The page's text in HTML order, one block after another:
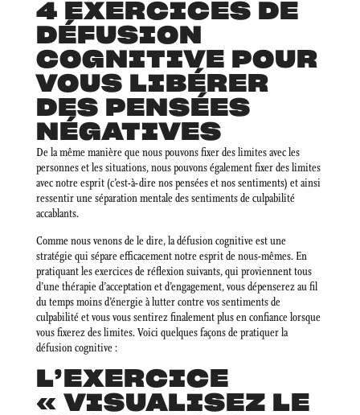
4 EXERCICES DE
DÉFUSION
COGNITIVE POUR
VOUS LIBÉRER
DES PENSÉES
NÉGATIVES
De la même manière que nous pouvons fixer des limites avec les
personnes et les situations, nous pouvons également fixer des limites
avec notre esprit (c’est-à-dire nos pensées et nos sentiments) et ainsi
ressentir une séparation mentale des sentiments de culpabilité
accablants.
Comme nous venons de le dire, la défusion cognitive est une
stratégie qui sépare efficacement notre esprit de nous-mêmes. En
pratiquant les exercices de réflexion suivants, qui proviennent tous
d’une thérapie d’acceptation et d’engagement, vous dépenserez au fil
du temps moins d’énergie à lutter contre vos sentiments de
culpabilité et vous vous sentirez finalement plus en confiance lorsque
vous fixerez des limites. Voici quelques façons de pratiquer la
défusion cognitive :
L’EXERCICE
« VISUALISEZ LE